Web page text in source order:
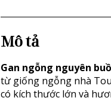
Mô tả
Gan ngỗng nguyên
từ giống ngỗng nhà
có kích thước lớn và